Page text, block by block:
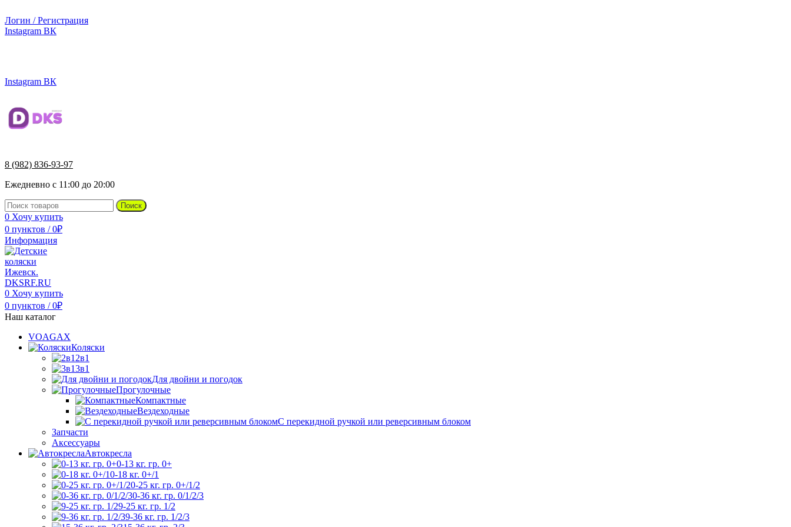
Логин / Регистрация
Instagram ВК
Instagram ВК
8 (982) 836-93-97
Ежедневно с 11:00 до 20:00
Поиск
0 Хочу купить
0 пунктов / 0₽
Информация
0 Хочу купить
0 пунктов / 0₽
Наш каталог
VOAGAX
Коляски
2в1
3в1
Для двойни и погодок
Прогулочные
Компактные
Вездеходные
С перекидной ручкой или реверсивным блоком
Запчасти
Аксессуары
Автокресла
0-13 кг. гр. 0+
0-18 кг. 0+/1
0-25 кг. гр. 0+/1/2
0-36 кг. гр. 0/1/2/3
9-25 кг. гр. 1/2
9-36 кг. гр. 1/2/3